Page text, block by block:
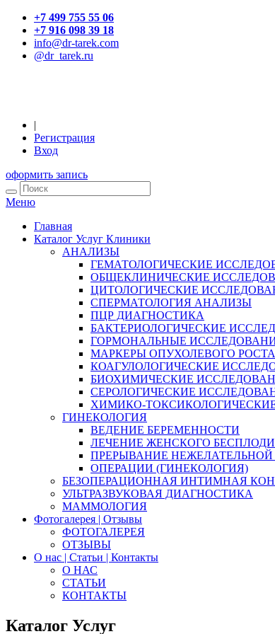
+7 499 755 55 06
+7 916 098 39 18
info@dr-tarek.com
@dr_tarek.ru
|
Регистрация
Вход
оформить запись
Меню
Главная
Каталог Услуг Клиники
АНАЛИЗЫ
ГЕМАТОЛОГИЧЕСКИЕ
ОБЩЕКЛИНИЧЕСКИЕ
ЦИТОЛОГИЧЕСКИЕ
СПЕРМАТОЛОГИЯ АНАЛИЗЫ
ПЦР ДИАГНОСТИКА
БАКТЕРИОЛОГИЧЕСКИЕ
ГОРМОНАЛЬНЫЕ
МАРКЕРЫ ОПУХОЛЕВОГО РОСТА
КОАГУЛОЛОГИЧЕСКИЕ
БИОХИМИЧЕСКИЕ
СЕРОЛОГИЧЕСКИЕ
ХИМИКО-
ГИНЕКОЛОГИЯ
ВЕДЕНИЕ БЕРЕМЕННОСТИ
ЛЕЧЕНИЕ ЖЕНСКОГО
ПРЕРЫВАНИЕ
ОПЕРАЦИИ (ГИНЕКОЛОГИЯ)
БЕЗОПЕРАЦИОННАЯ ИНТИМНАЯ
УЛЬТРАЗВУКОВАЯ ДИАГНОСТИКА
МАММОЛОГИЯ
Фотогалерея | Отзывы
ФОТОГАЛЕРЕЯ
ОТЗЫВЫ
О нас | Статьи | Контакты
О НАС
СТАТЬИ
КОНТАКТЫ
Каталог Услуг